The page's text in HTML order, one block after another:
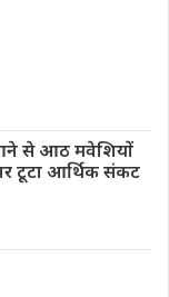
से आठ मवेशियों
टूटा आर्थिक संकट